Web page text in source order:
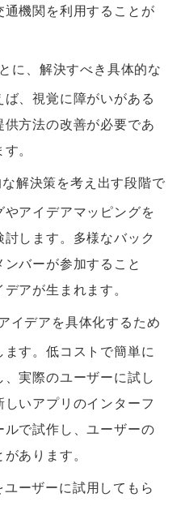
機関を利用することが
に、解決すべき具体的な
、視覚に障がいがある
方法の改善が必要であ
。
な解決策を考え出す段階で
アイデアマッピングを
します。多様なバック
バーが参加すること
アが生まれます。
イデアを具体化するため
す。低コストで簡単に
実際のユーザーに試し
いアプリのインターフ
で試作し、ユーザーの
あります。
ユーザーに試用してもら